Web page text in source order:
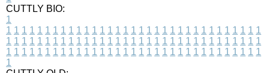
CUTTLY BIO:
1
1 1 1 1 1 1 1 1 1 1 1 1 1 1 1 1 1 1 1 1 1 1 1 1 1 1 1 1 1 1 1 1 1
1 1 1 1 1 1 1 1 1 1 1 1 1 1 1 1 1 1 1 1 1 1 1 1 1 1 1 1 1 1 1 1 1
1 1 1 1 1 1 1 1 1 1 1 1 1 1 1 1 1 1 1 1 1 1 1 1 1 1 1 1 1 1 1 1 1
1